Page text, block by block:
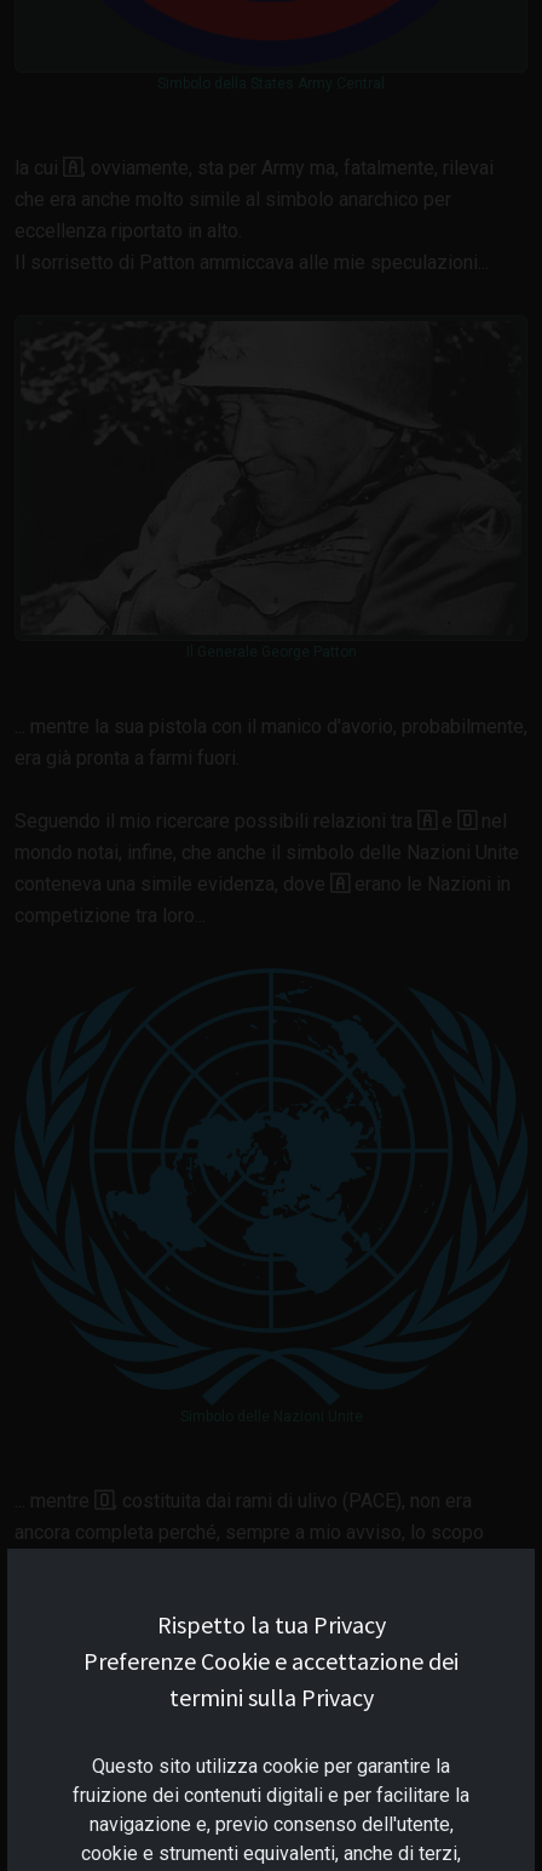
Rispetto la tua Privacy
Preferenze Cookie e accettazione dei
termini sulla Privacy
Questo sito utilizza cookie per garantire la
fruizione dei contenuti digitali e per facilitare la
navigazione e, previo consenso dell'utente,
cookie e strumenti equivalenti, anche di terzi,
la cui 🇦 , ovviamente, sta per Army ma, fatalmente, rilevai
che era anche molto simile al simbolo anarchico per
eccellenza riportato in alto.
Il sorrisetto di Patton ammiccava alle mie speculazioni...
... mentre la sua pistola con il manico d'avorio, probabilmente,
era già pronta a farmi fuori.
Seguendo il mio ricercare possibili relazioni tra 🇦 e 🇴 nel
mondo notai, infine, che anche il simbolo delle Nazioni Unite
conteneva una simile evidenza, dove 🇦 erano le Nazioni in
competizione tra loro...
... mentre 🇴 , costituita dai rami di ulivo (PACE), non era
ancora completa perché, sempre a mio avviso, lo scopo
Premesso tutto questo passo celermente alla domanda
L'Anarchia è una forma di Governo?
Dopo quanto scritto inizialmente, penso proprio di poter
affermare che non lo sia! L'Anarchia, per me, non è mai stata